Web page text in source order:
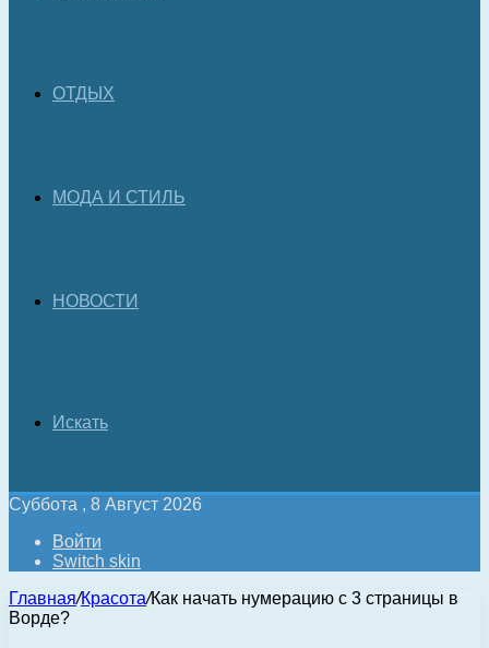
ОТДЫХ
МОДА И СТИЛЬ
НОВОСТИ
Искать
Суббота , 8 Август 2026
Войти
Switch skin
Главная/Красота/Как начать нумерацию с 3 страницы в
Ворде?